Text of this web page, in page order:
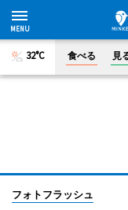
32°C 食べる 見
フォトフラッシュ